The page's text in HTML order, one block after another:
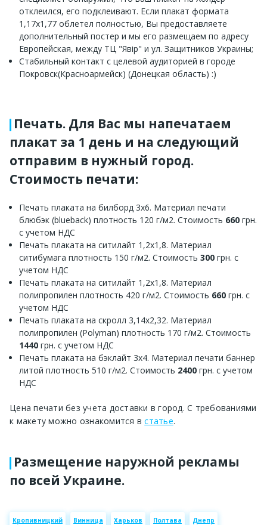
отклеился, его подклеивают. Если плакат формата
1,17х1,77 облетел полностью, Вы предоставляете
дополнительный постер и мы его размещаем по адресу
Европейская, между ТЦ "Явір" и ул. Защитников Украины;
Стабильный контакт с целевой аудиторией в городе
Покровск(Красноармейск) (Донецкая область) :)
Печать. Для Вас мы напечатаем
плакат за 1 день и на следующий
отправим в нужный город.
Стоимость печати:
Печать плаката на билборд 3х6. Материал печати
блюбэк (blueback) плотность 120 г/м2. Стоимость 660 грн.
с учетом НДС
Печать плаката на ситилайт 1,2х1,8. Материал
ситибумага плотность 150 г/м2. Стоимость 300 грн. с
учетом НДС
Печать плаката на ситилайт 1,2х1,8. Материал
полипропилен плотность 420 г/м2. Стоимость 660 грн. с
учетом НДС
Печать плаката на скролл 3,14х2,32. Материал
полипропилен (Polyman) плотность 170 г/м2. Стоимость
1440 грн. с учетом НДС
Печать плаката на бэклайт 3х4. Материал печати баннер
литой плотность 510 г/м2. Стоимость 2400 грн. с учетом
НДС
Цена печати без учета доставки в город. С требованиями
к макету можно ознакомится встатье.
Размещение наружной рекламы
по всей Украине.
Кропивницкий Винница Харьков Полтава Днепр